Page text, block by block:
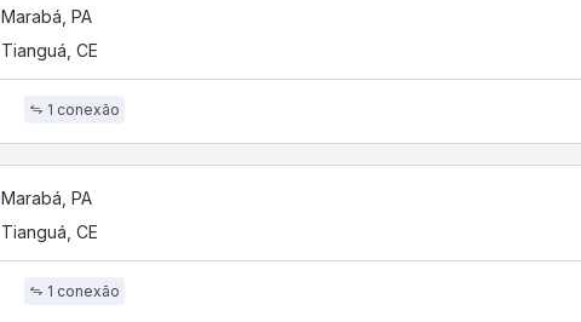
Marabá, PA
Tianguá, CE
1 conexão
Marabá, PA
Tianguá, CE
1 conexão